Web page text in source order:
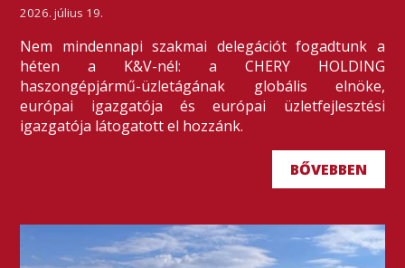
2026. július 19.
Nem mindennapi szakmai delegációt fogadtunk a
héten a K&V-nél: a CHERY HOLDING
haszongépjármű-üzletágának globális elnöke,
európai igazgatója és európai üzletfejlesztési
igazgatója látogatott el hozzánk.
BŐVEBBEN